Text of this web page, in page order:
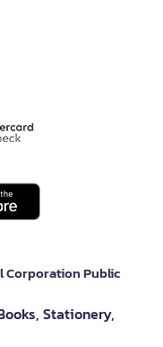
Corporation Public
Stationery,